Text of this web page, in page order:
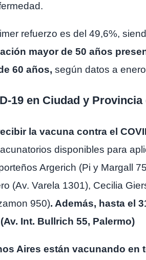
refuerzo es del 49,6%,
mayor de 50 años
60 años, según datos a
19 en Ciudad y
la vacuna contra el
disponibles para
Argerich (Pi y Margall
(Av. Varela 1301), Cecilia
950). Además, hasta el
Int. Bullrich 55, Palermo)
Aires están vacunando